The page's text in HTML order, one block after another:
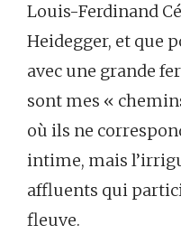
Louis-Ferdinand
Heidegger, et que
avec une grande
sont mes «
où ils ne
intime, mais
affluents qui
fleuve.